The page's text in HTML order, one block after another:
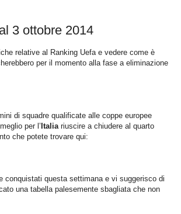
3 ottobre 2014
relative al Ranking Uefa e vedere come è
per il momento alla fase a eliminazione
di squadre qualificate alle coppe europee
per l’ Italiariuscire a chiudere al quarto
che potete trovare qui:
conquistati questa settimana e vi suggerisco di
una tabella palesemente sbagliata che non